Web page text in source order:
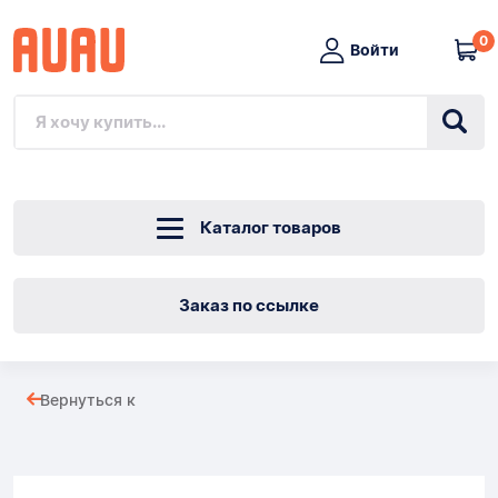
Войти
0
Каталог товаров
Заказ по ссылке
Вернуться к